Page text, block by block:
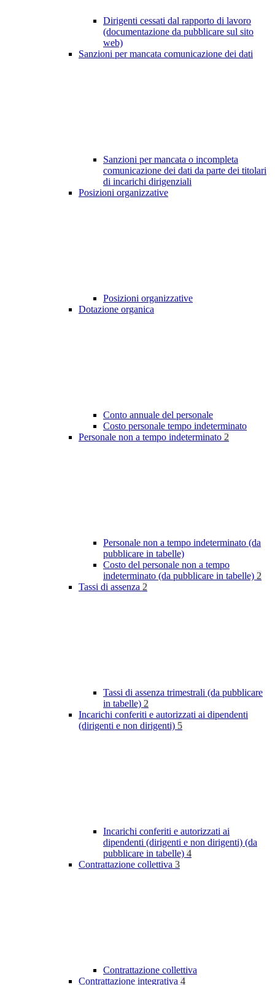
Dirigenti cessati dal rapporto di lavoro
(documentazione da pubblicare sul sito
web)
Sanzioni per mancata comunicazione dei dati
Sanzioni per mancata o incompleta
comunicazione dei dati da parte dei titolari
di incarichi dirigenziali
Posizioni organizzative
Posizioni organizzative
Dotazione organica
Conto annuale del personale
Costo personale tempo indeterminato
Personale non a tempo indeterminato 2
Personale non a tempo indeterminato (da
pubblicare in tabelle)
Costo del personale non a tempo
indeterminato (da pubblicare in tabelle) 2
Tassi di assenza 2
Tassi di assenza trimestrali (da pubblicare
in tabelle) 2
Incarichi conferiti e autorizzati ai dipendenti
(dirigenti e non dirigenti) 5
Incarichi conferiti e autorizzati ai
dipendenti (dirigenti e non dirigenti) (da
pubblicare in tabelle) 4
Contrattazione collettiva 3
Contrattazione collettiva
Contrattazione integrativa 4